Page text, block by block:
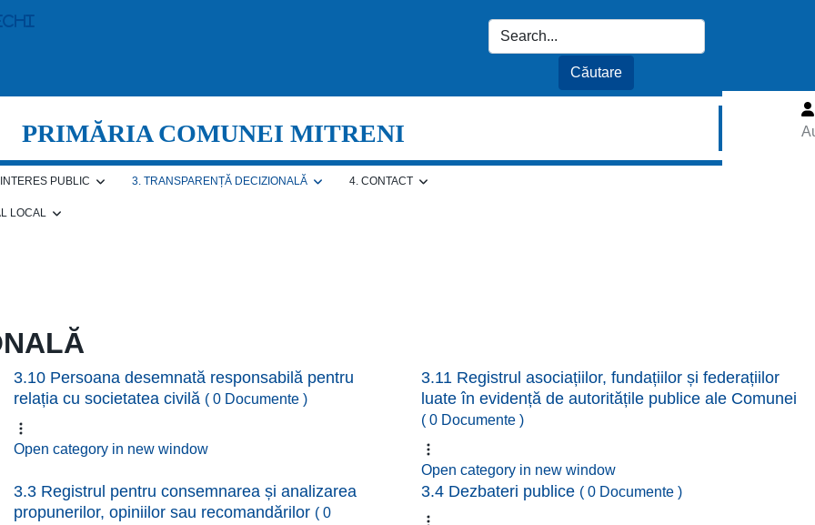
PRIMĂRIA COMUNEI MITRENI
PUBLIC 3. TRANSPARENȚĂ DECIZIONALĂ 4. CONTACT
LOCAL
3.10 Persoana desemnată responsabilă pentru
relația cu societatea civilă ( 0 Documente )
Open category in new window
3.11 Registrul asociațiilor, fundațiilor și federațiilor
luate în evidență de autoritățile publice ale Comunei
( 0 Documente )
Open category in new window
3.3 Registrul pentru consemnarea și analizarea
propunerilor, opiniilor sau recomandărilor ( 0
3.4 Dezbateri publice ( 0 Documente )